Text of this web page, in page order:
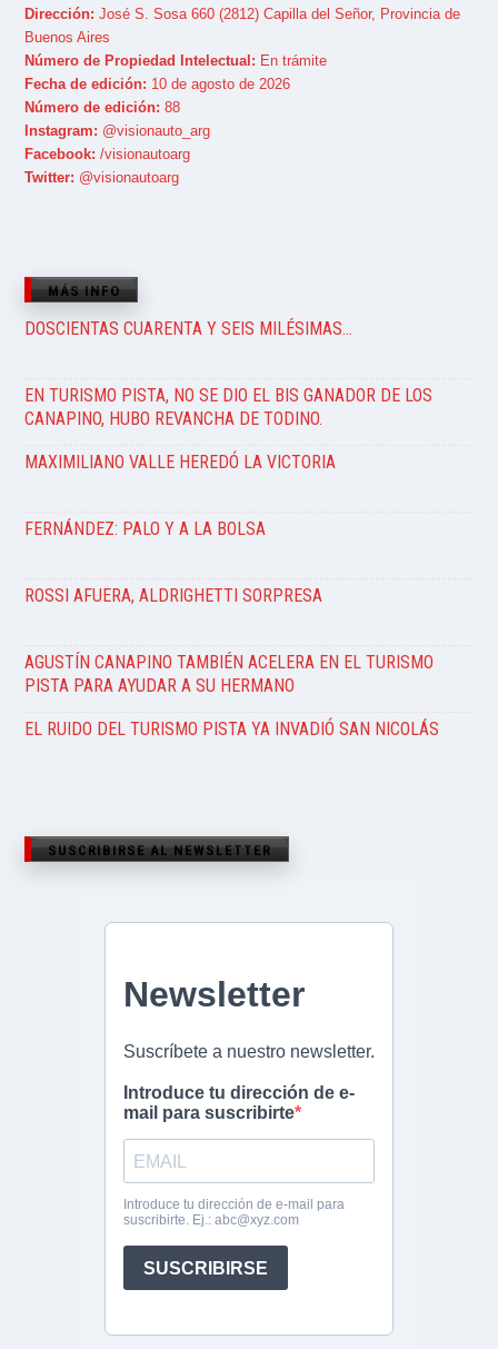
Dirección: José S. Sosa 660 (2812) Capilla del Señor, Provincia de
Buenos Aires
Número de Propiedad Intelectual: En trámite
Fecha de edición: 10 de agosto de 2026
Número de edición: 88
Instagram: @visionauto_arg
Facebook: /visionautoarg
Twitter: @visionautoarg
MÁS INFO
DOSCIENTAS CUARENTA Y SEIS MILÉSIMAS…
EN TURISMO PISTA, NO SE DIO EL BIS GANADOR DE LOS
CANAPINO, HUBO REVANCHA DE TODINO.
MAXIMILIANO VALLE HEREDÓ LA VICTORIA
FERNÁNDEZ: PALO Y A LA BOLSA
ROSSI AFUERA, ALDRIGHETTI SORPRESA
AGUSTÍN CANAPINO TAMBIÉN ACELERA EN EL TURISMO
PISTA PARA AYUDAR A SU HERMANO
EL RUIDO DEL TURISMO PISTA YA INVADIÓ SAN NICOLÁS
SUSCRIBIRSE AL NEWSLETTER